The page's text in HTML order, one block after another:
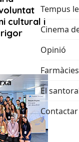
Tempus
Cinema
Opinió
El
Contactar